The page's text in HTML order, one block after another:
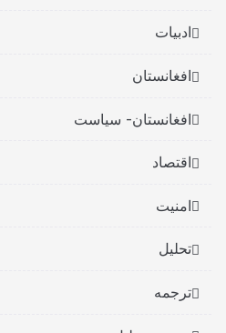
ادبیات
افغانستان
افغانستان- سیاست
اقتصاد
امنیت
تحلیل
ترجمه